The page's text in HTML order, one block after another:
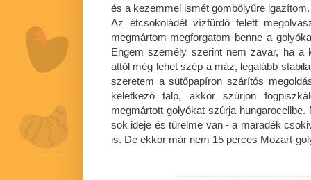
és a kezemmel ismét gömbölyűre igazítom.
Az étcsokoládét vízfürdő felett
megmártom-megforgatom benne a
Engem személy szerint nem zavar, ha
attól még lehet szép a máz, legalább
szeretem a sütőpapíron szárítós
keletkező talp, akkor szúrjon
megmártott golyókat szúrja
sok ideje és türelme van - a maradék
is. De ekkor már nem 15 perces Mozart-